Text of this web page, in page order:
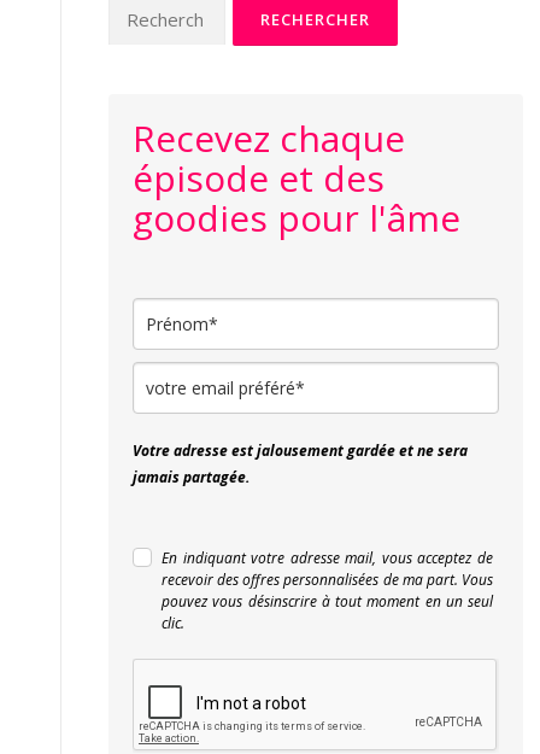
Recevez chaque
épisode et des
goodies pour l'âme
Votre adresse est jalousement gardée et ne sera
jamais partagée.
En indiquant votre adresse mail, vous acceptez de
recevoir des offres personnalisées de ma part. Vous
pouvez vous désinscrire à tout moment en un seul
clic.